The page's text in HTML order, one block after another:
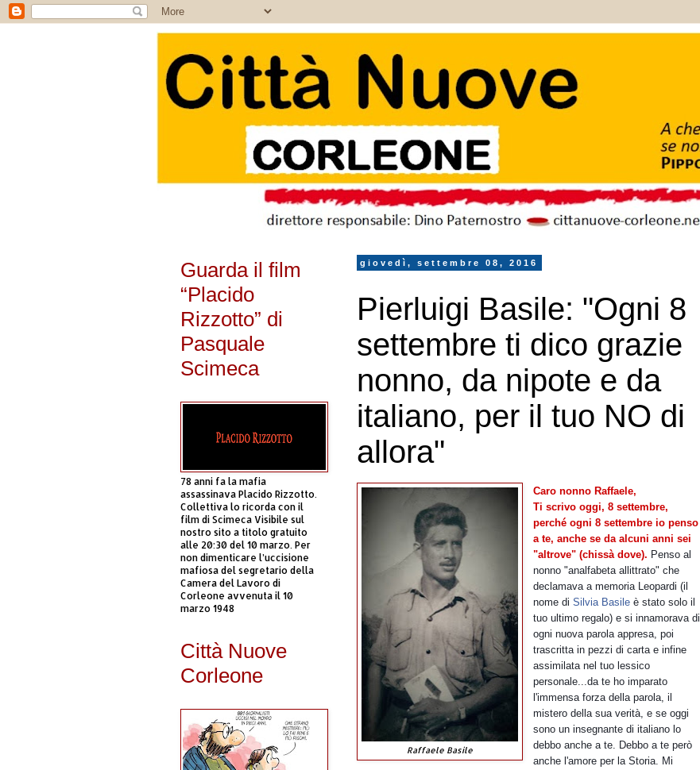
giovedì, settembre 08, 2016
Pierluigi Basile: "Ogni 8
settembre ti dico grazie
nonno, da nipote e da
italiano, per il tuo NO di
allora"
Raffaele Basile
Caro nonno Raffaele,
Ti scrivo oggi, 8 settembre,
perché ogni 8 settembre io penso
a te, anche se da alcuni anni sei
"altrove" (chissà dove). Penso al
nonno "analfabeta allittrato" che
declamava a memoria Leopardi (il
nome di Silvia Basile è stato solo il
tuo ultimo regalo) e si innamorava di
ogni nuova parola appresa, poi
trascritta in pezzi di carta e infine
assimilata nel tuo lessico
personale...da te ho imparato
l'immensa forza della parola, il
mistero della sua verità, e se oggi
sono un insegnante di italiano lo
debbo anche a te. Debbo a te però
anche l'amore per la Storia. Mi
Guarda il film
“Placido
Rizzotto” di
Pasquale
Scimeca
78 anni fa la mafia
assassinava Placido Rizzotto.
Collettiva lo ricorda con il
film di Scimeca Visibile sul
nostro sito a titolo gratuito
alle 20:30 del 10 marzo. Per
non dimenticare l’uccisione
mafiosa del segretario della
Camera del Lavoro di
Corleone avvenuta il 10
marzo 1948
Città Nuove
Corleone